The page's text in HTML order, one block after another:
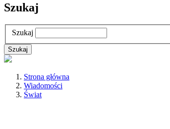
Szukaj
Szukaj
Strona główna
Wiadomości
Świat